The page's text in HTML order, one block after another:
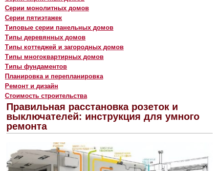
Серии монолитных домов
Серии пятиэтажек
Типовые серии панельных домов
Типы деревянных домов
Типы коттеджей и загородных домов
Типы многоквартирных домов
Типы фундаментов
Планировка и перепланировка
Ремонт и дизайн
Стоимость строительства
Правильная расстановка розеток и
выключателей: инструкция для умного
ремонта